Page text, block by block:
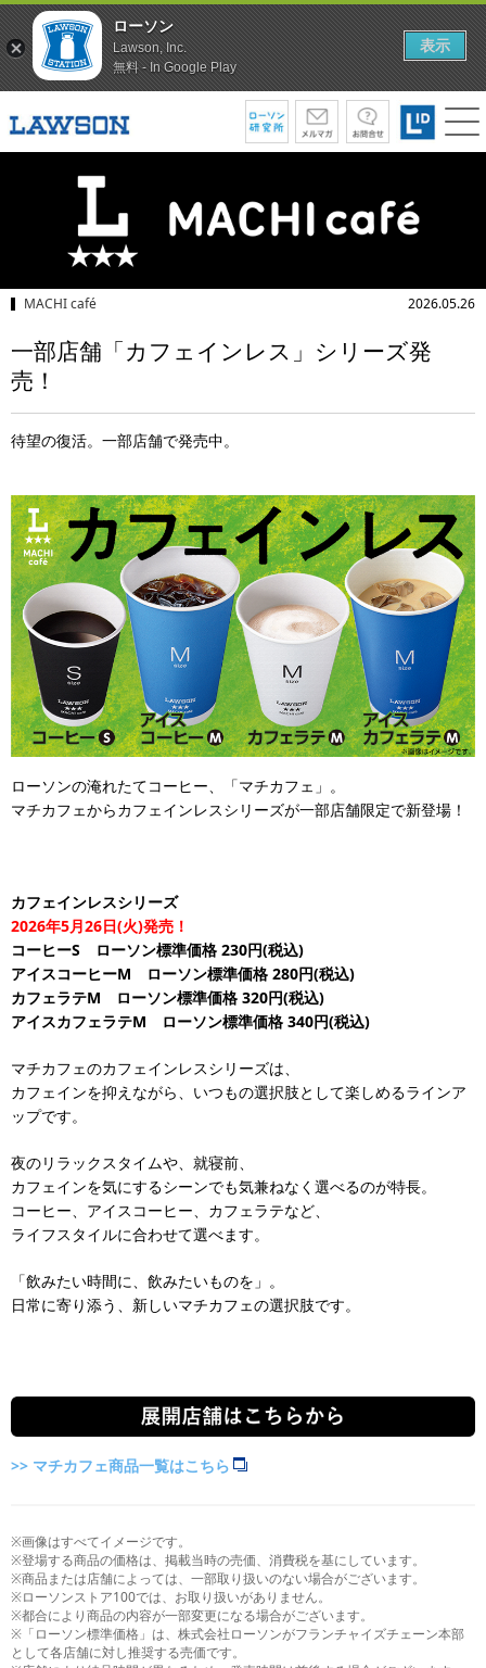
MACHI café 2026.05.26
一部店舗「カフェインレス」シリーズ発
売！
待望の復活。一部店舗で発売中。
ローソンの淹れたてコーヒー、「マチカフェ」。
マチカフェからカフェインレスシリーズが一部店舗限定で新登場！
カフェインレスシリーズ
2026年5月26日(火)発売！
コーヒーS ローソン標準価格 230円(税込)
アイスコーヒーM ローソン標準価格 280円(税込)
カフェラテM ローソン標準価格 320円(税込)
アイスカフェラテM ローソン標準価格 340円(税込)
マチカフェのカフェインレスシリーズは、
カフェインを抑えながら、いつもの選択肢として楽しめるラインア
ップです。
夜のリラックスタイムや、就寝前、
カフェインを気にするシーンでも気兼ねなく選べるのが特長。
コーヒー、アイスコーヒー、カフェラテなど、
ライフスタイルに合わせて選べます。
「飲みたい時間に、飲みたいものを」。
日常に寄り添う、新しいマチカフェの選択肢です。
>> マチカフェ商品一覧はこちら
※画像はすべてイメージです。
※登場する商品の価格は、掲載当時の売価、消費税を基にしています。
※商品または店舗によっては、一部取り扱いのない場合がございます。
※ローソンストア100では、お取り扱いがありません。
※都合により商品の内容が一部変更になる場合がございます。
※「ローソン標準価格」は、株式会社ローソンがフランチャイズチェーン本部
として各店舗に対し推奨する売価です。
ローソン
Lawson, Inc.
無料 - In Google Play
表示